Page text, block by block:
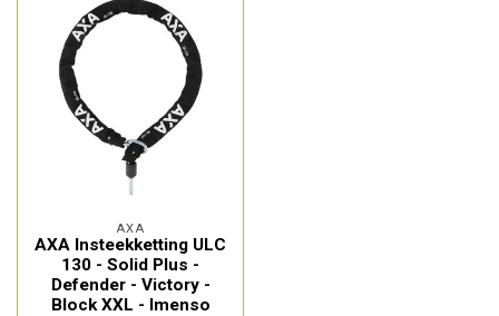
AXA
AXA Insteekketting ULC
130 - Solid Plus -
Defender - Victory -
Block XXL - Imenso